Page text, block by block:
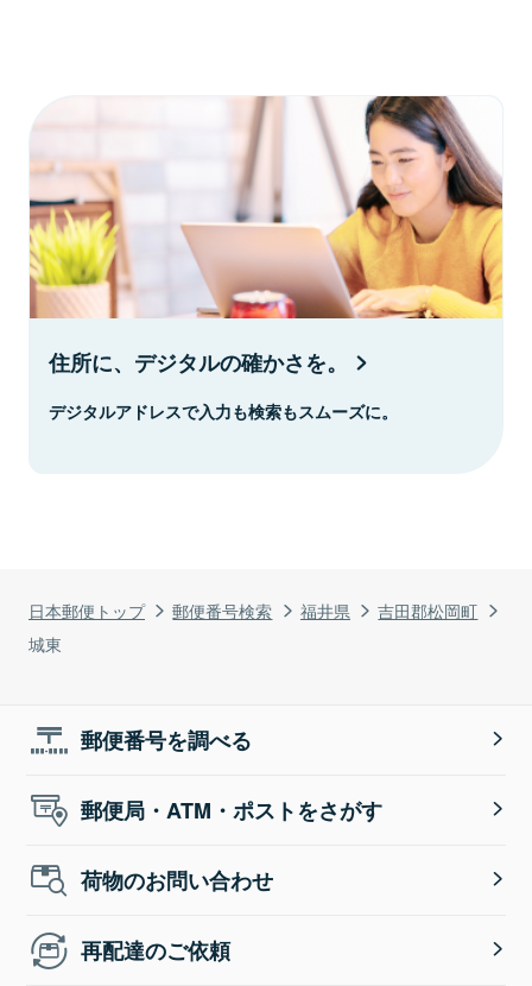
日本郵便トップ 郵便番号検索 福井県
吉田郡松岡町
城東
住所に、デジタルの確かさを。
デジタルアドレスで入力も検索もスムーズに。
郵便番号を調べる
郵便局・ATM・ポストをさがす
荷物のお問い合わせ
再配達のご依頼